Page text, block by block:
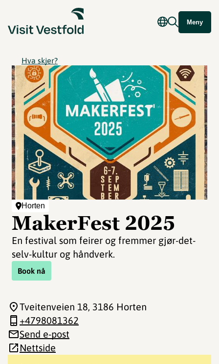
Meny
Hva skjer?
Horten
MakerFest 2025
En festival som feirer og fremmer gjør-det-
selv-kultur og håndverk.
Book nå
Tveitenveien 18, 3186 Horten
+4798081362
Send e-post
Nettside